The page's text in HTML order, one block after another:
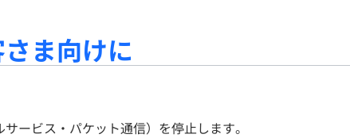
ま向けに
ービス・パケット通信）を停止します。